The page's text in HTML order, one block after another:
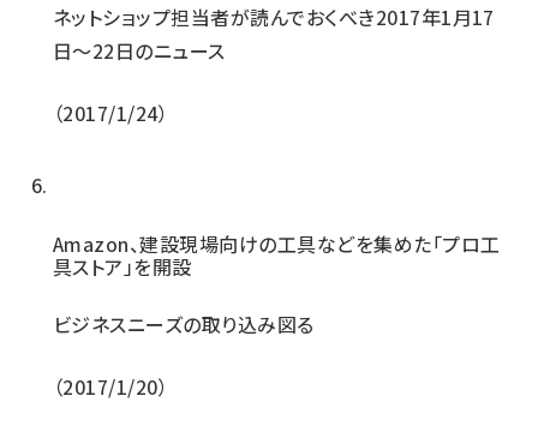
ネットショップ担当者が読んでおくべき2017年1月17
日〜22日のニュース
2017/1/24
Amazon、建設現場向けの工具などを集めた「プロ工
具ストア」を開設
ビジネスニーズの取り込み図る
2017/1/20